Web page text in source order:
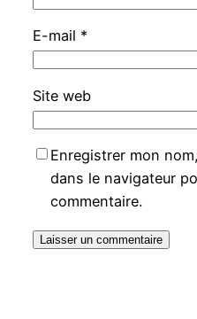
E-mail *
Site web
Enregistrer mon
dans le navigateur
commentaire.